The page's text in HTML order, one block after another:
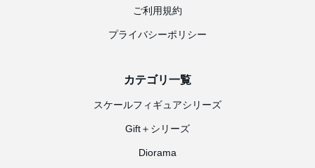
ご利用規約
プライバシーポリシー
カテゴリ一覧
スケールフィギュアシリーズ
Gift＋シリーズ
Diorama